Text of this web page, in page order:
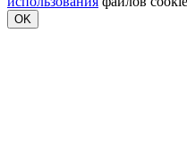
OK